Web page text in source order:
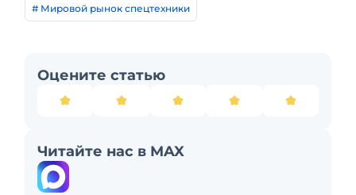
# Мировой рынок спецтехники
Оцените статью
Читайте нас в MAX